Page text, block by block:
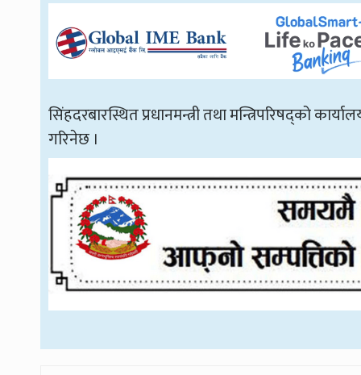
सिंहदरबारस्थित प्रधानमन्त्री तथा मन्त्रिपरिषद्को
गरिनेछ ।